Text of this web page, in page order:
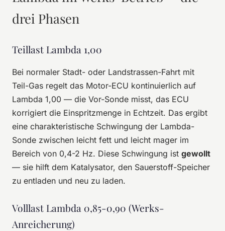
drei Phasen
Teillast Lambda 1,00
Bei normaler Stadt- oder Landstrassen-Fahrt mit
Teil-Gas regelt das Motor-ECU kontinuierlich auf
Lambda 1,00 — die Vor-Sonde misst, das ECU
korrigiert die Einspritzmenge in Echtzeit. Das ergibt
eine charakteristische Schwingung der Lambda-
Sonde zwischen leicht fett und leicht mager im
Bereich von 0,4-2 Hz. Diese Schwingung ist gewollt
— sie hilft dem Katalysator, den Sauerstoff-Speicher
zu entladen und neu zu laden.
Volllast Lambda 0,85-0,90 (Werks-
Anreicherung)